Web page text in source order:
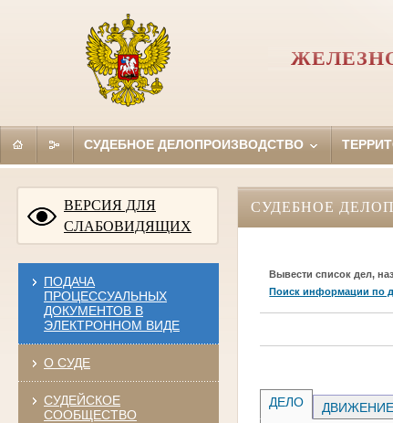
СУДЕБНОЕ ДЕЛОПРОИЗВОДСТВО
ВЕРСИЯ ДЛЯ
СЛАБОВИДЯЩИХ
ПОДАЧА
ПРОЦЕССУАЛЬНЫХ
ДОКУМЕНТОВ В
ЭЛЕКТРОННОМ ВИДЕ
О СУДЕ
СУДЕЙСКОЕ
СООБЩЕСТВО
СУДЕБНОЕ
Вывести список дел,
Поиск информации по
ДЕЛО